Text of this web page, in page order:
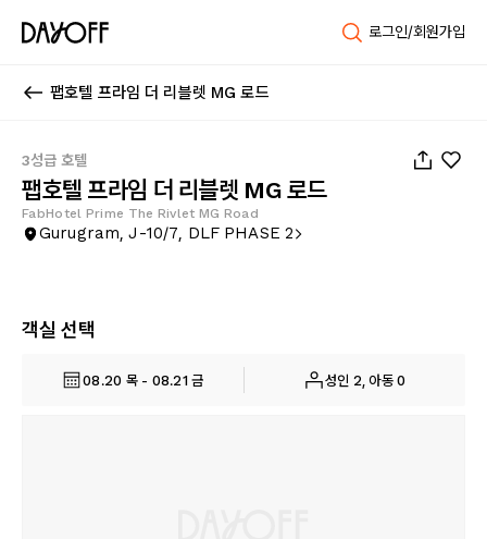
로그인/회원가입
팹호텔 프라임 더 리블렛 MG 로드
3성급 호텔
팹호텔 프라임 더 리블렛 MG 로드
FabHotel Prime The Rivlet MG Road
Gurugram, J-10/7, DLF PHASE 2
객실 선택
08.20 목 - 08.21 금 성인 2, 아동 0